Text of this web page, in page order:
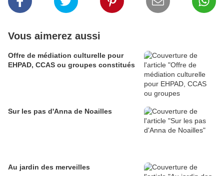
Vous aimerez aussi
Offre de médiation culturelle pour
EHPAD, CCAS ou groupes constitués
Sur les pas d'Anna de Noailles
Au jardin des merveilles